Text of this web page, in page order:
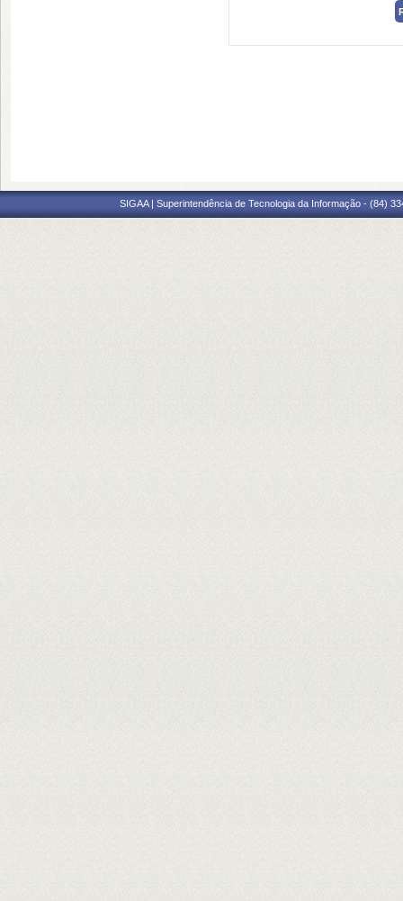
SIGAA | Superintendência de Tecnologia da Informação - (84)